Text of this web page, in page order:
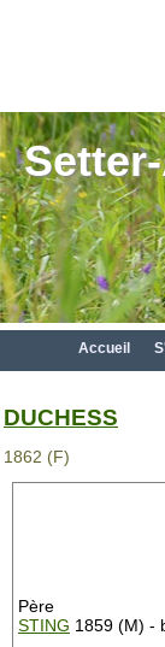
Accueil
DUCHESS
1862 (F)
Père
STING 1859 (M) -